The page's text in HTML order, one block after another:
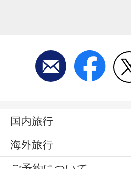
国内旅行
海外旅行